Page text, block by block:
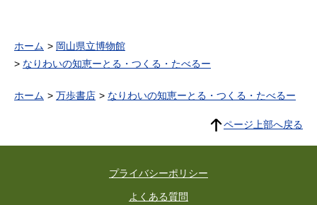
ホーム
岡山県立博物館
なりわいの知恵ーとる・つくる・たべるー
ホーム 万歩書店 なりわいの知恵ーとる・つくる・たべるー
ページ上部へ戻る
プライバシーポリシー
よくある質問